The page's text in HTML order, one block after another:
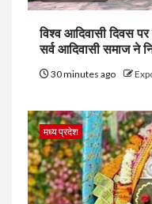
विश्व आदिवासी दिवस
सर्व आदिवासी समाज ने
30 minutes ago
मध्य प्रदेश